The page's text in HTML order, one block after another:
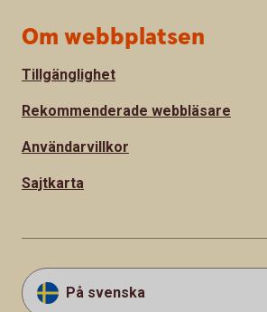
Om webbplatsen
Tillgänglighet
Rekommenderade webbläsare
Användarvillkor
Sajtkarta
På svenska